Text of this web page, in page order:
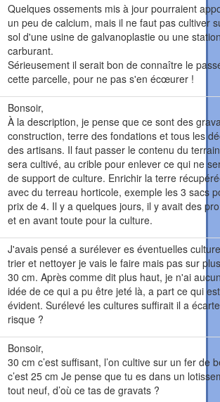
Quelques ossements mis à jour pourraient
un peu de calcium, mais il ne faut pas cultiver
sol d'une usine de galvanoplastie ou une
carburant.
Sérieusement il serait bon de connaître le
cette parcelle, pour ne pas s'en écœurer !
Bonsoir,
À la description, je pense que ce sont des
construction, terre des fondations et tous les
des artisans. Il faut passer le contenu du
sera cultivé, au crible pour enlever ce qui ne
de support de culture. Enrichir la terre
avec du terreau horticole, exemple les 3 sacs
prix de 4. Il y a quelques jours, il y avait des
et en avant toute pour la culture.
J'avais pensé a surélever es éventuelles
trier et nettoyer je vais le faire mais pas sur
30 cm. Après comme dit plus haut, je n'ai
idée de ce qui a pu être jeté là, a part ce qui est
évident. Surélevé les cultures suffirait il a
risque ?
Bonsoir,
30 cm c’est suffisant, l’on cultive sur un fer de
c’est 25 cm Je pense que tu es dans un
tout neuf, d’où ce tas de gravats ?